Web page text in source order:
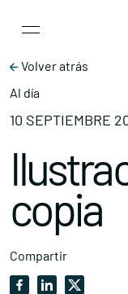
Main
Volver atrás
Al día
10 SEPTIEMBRE
copia
Compartir